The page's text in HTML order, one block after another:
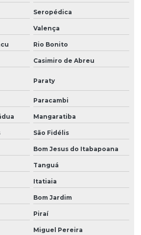
de alimentos
de mercearia
em sp
empresas
sp
cafe
limpeza e escritório sp
de limpeza
de limpeza em são paulo
lixo
Seropédica
Valença
Rio Bonito
Casimiro de Abreu
Paraty
Paracambi
Mangaratiba
São Fidélis
Bom Jesus do Itabapoana
Tanguá
Itatiaia
Bom Jardim
Piraí
Miguel Pereira